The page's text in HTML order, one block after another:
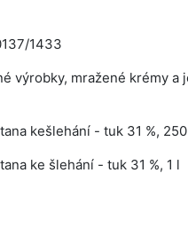
1433
výrobky, mražené krémy
kešlehání - tuk 31 %,
ke šlehání - tuk 31 %, 1 l